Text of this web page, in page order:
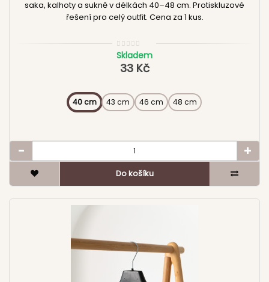
saka, kalhoty a sukně v délkách 40–48 cm. Protiskluzové
řešení pro celý outfit. Cena za 1 kus.
Skladem
33 Kč
40 cm 43 cm 46 cm 48 cm
Do košíku